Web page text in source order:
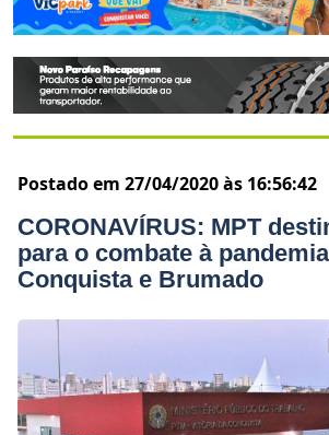
Postado em 27/04/2020 às 16:56:42
CORONAVÍRUS: MPT
para o combate à
Conquista e Brumado